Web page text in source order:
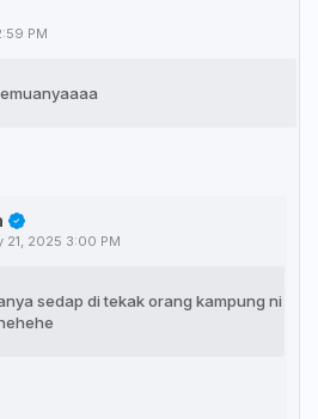
PM
21, 2025 3:00 PM
sedap di tekak orang kampung ni